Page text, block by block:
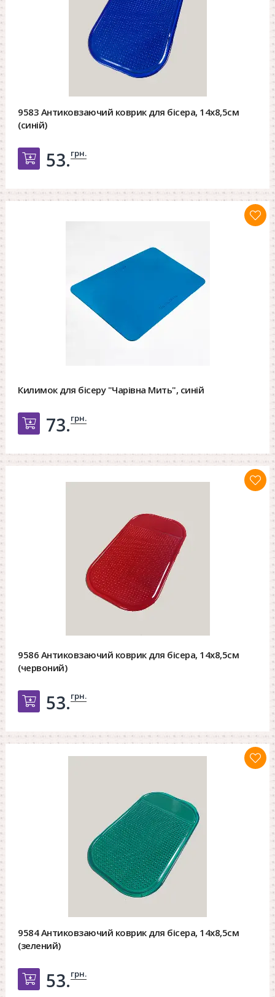
9583 Антиковзаючий коврик для бісера, 14х8,5см
(синій)
Добавить в корзину
53.грн.
Килимок для бісеру "Чарівна Мить", синій
Добавить в корзину
73.грн.
9586 Антиковзаючий коврик для бісера, 14х8,5см
(червоний)
Добавить в корзину
53.грн.
9584 Антиковзаючий коврик для бісера, 14х8,5см
(зелений)
Добавить в корзину
53.грн.